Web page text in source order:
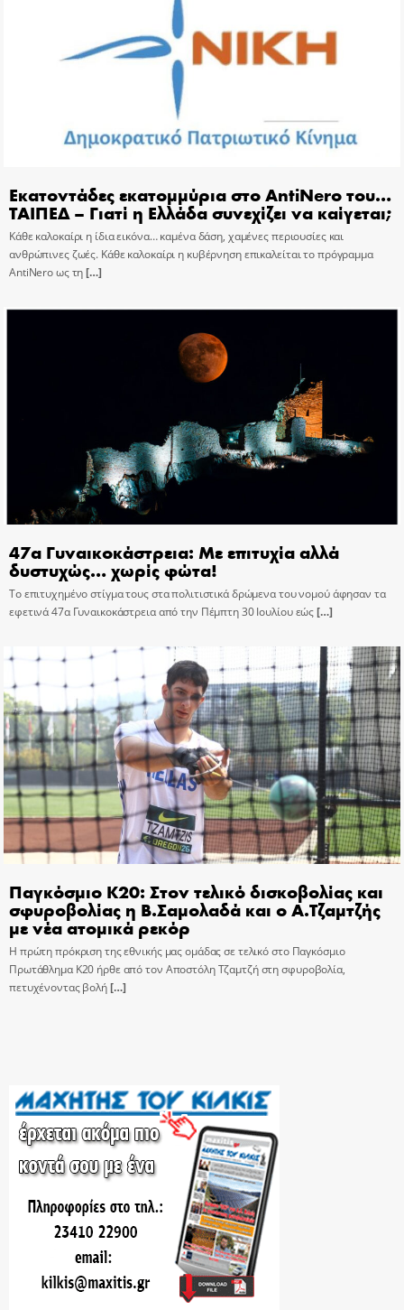
Εκατοντάδες εκατομμύρια στο AntiNero του…
ΤΑΙΠΕΔ – Γιατί η Ελλάδα συνεχίζει να καίγεται;
Κάθε καλοκαίρι η ίδια εικόνα… καμένα δάση, χαμένες περιουσίες και
ανθρώπινες ζωές. Κάθε καλοκαίρι η κυβέρνηση επικαλείται το πρόγραμμα
AntiNero ως τη[…]
47α Γυναικοκάστρεια: Με επιτυχία αλλά
δυστυχώς… χωρίς φώτα!
Το επιτυχημένο στίγμα τους στα πολιτιστικά δρώμενα του νομού άφησαν τα
εφετινά 47α Γυναικοκάστρεια από την Πέμπτη 30 Ιουλίου εώς[…]
Παγκόσμιο Κ20: Στον τελικό δισκοβολίας και
σφυροβολίας η Β.Σαμολαδά και ο Α.Τζαμτζής
με νέα ατομικά ρεκόρ
Η πρώτη πρόκριση της εθνικής μας ομάδας σε τελικό στο Παγκόσμιο
Πρωτάθλημα Κ20 ήρθε από τον Αποστόλη Τζαμτζή στη σφυροβολία,
πετυχένοντας βολή[…]